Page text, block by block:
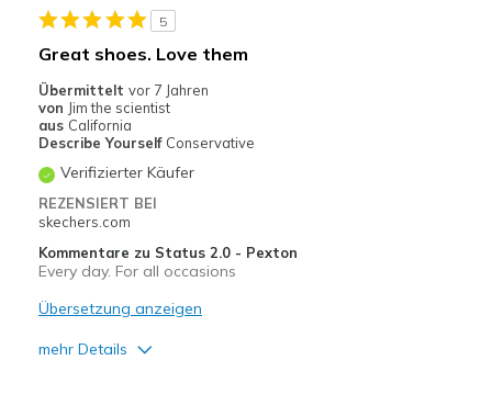
Travel
View On Shoes Shoes are for Wearing
5
Great shoes. Love them
Übermittelt vor 7 Jahren
von Jim the scientist
aus California
Describe Yourself Conservative
Verifizierter Käufer
REZENSIERT BEI
skechers.com
Kommentare zu Status 2.0 - Pexton
Every day. For all occasions
Übersetzung anzeigen
mehr Details